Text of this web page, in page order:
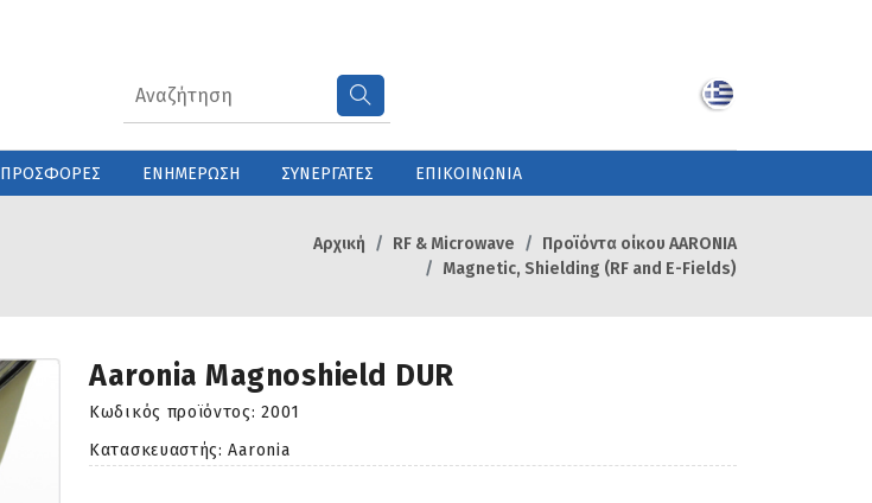
ΠΡΟΣΦΟΡΕΣ ΕΝΗΜΕΡΩΣΗ ΣΥΝΕΡΓΑΤΕΣ ΕΠΙΚΟΙΝΩΝΙΑ
Αρχική RF & Microwave
Προϊόντα οίκου AARONIA
Magnetic, Shielding (RF and E-Fields)
Aaronia Magnoshield DUR
Κωδικός προϊόντος:2001
Κατασκευαστής: Aaronia